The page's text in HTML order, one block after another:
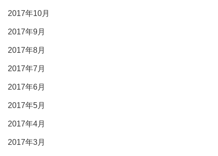
2017年10月
2017年9月
2017年8月
2017年7月
2017年6月
2017年5月
2017年4月
2017年3月